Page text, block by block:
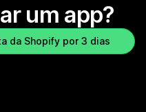
um app?
da Shopify por 3 dias